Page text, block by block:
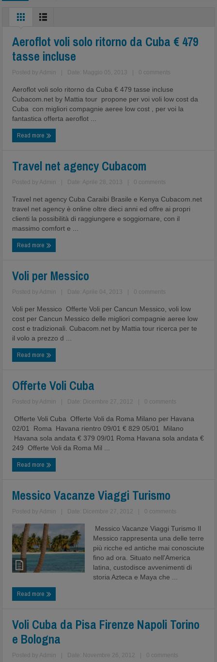
Aeroflot voli solo ritorno da Cuba € 479
tasse incluse
Posted by Admin Date: Maggio 05, 2013 0 comments
Aeroflot voli solo ritorno da Cuba € 479 tasse incluse
Cubacom.net by Mattia tour propone per voi voli low cost da
Cuba con migliori compagnie aeree low cost , per voi la
fantastica offerta aeroflot ...
Read more
Travel net agency Cubacom
Posted by Admin Date: Aprile 28, 2013 0 comments
Travel net agency Cuba Caraibi Brasile e Kenya Cubacom.net
travel net agency è online oltre dieci anni ed offre ai propri
clienti la possibilità di raggiungere e soggiornare, con il
massimo comfort e ...
Read more
Voli per Messico
Posted by Admin Date: Aprile 04, 2013 0 comments
Voli per Messico Offerte Voli per Cancun Messico, voli low
cost per Cancun Messico delle migliori compagnie aeree low
cost e tradizionali. Cubacom.net by Mattia tour ricerca per te
il volo a prezzo d ...
Read more
Offerte Voli Cuba
Posted by Admin Date: Dicembre 27, 2012 0 comments
Offerte Voli Cuba Offerte Voli da Roma Milano per Havana
02/01 Roma Havana rientro 09/01 € 829 05/01 Milano
Havana sola andata € 379 09/01 Roma Havana sola andata €
249 Offerte Voli da Roma Mil ...
Read more
Messico Vacanze Viaggi Turismo
Posted by Admin Date: Dicembre 27, 2012 0 comments
Messico Vacanze Viaggi Turismo Il
Messico rappresenta una delle terre
più ricche ed antiche mai conosciute
fino ad ora. Situato nell'America
latina, custodisce avvenimenti di
storia Azteca e Maya che ...
Read more
Voli Cuba da Pisa Firenze Napoli Torino
e Bologna
Posted by Admin Date: Novembre 26, 2012 0 comments